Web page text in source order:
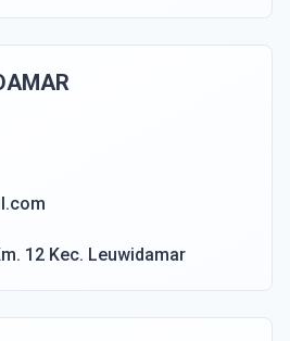
12 Kec. Leuwidamar